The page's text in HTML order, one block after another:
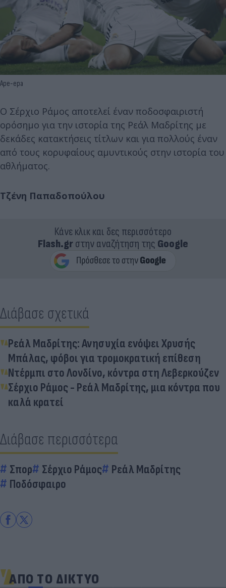
Ape-epa
Ο Σέρχιο Ράμος αποτελεί έναν ποδοσφαιριστή
ορόσημο για την ιστορία της Ρεάλ Μαδρίτης με
δεκάδες κατακτήσεις τίτλων και για πολλούς έναν
από τους κορυφαίους αμυντικούς στην ιστορία του
αθλήματος.
Τζένη Παπαδοπούλου
Κάνε κλικ και δες περισσότερο
Flash.grστην αναζήτηση της Google
Διάβασε σχετικά
Ρεάλ Μαδρίτης: Ανησυχία ενόψει Χρυσής
Μπάλας, φόβοι για τρομοκρατική επίθεση
Ντέρμπι στο Λονδίνο, κόντρα στη Λεβερκούζεν
Σέρχιο Ράμος - Ρεάλ Μαδρίτης, μια κόντρα που
καλά κρατεί
Διάβασε περισσότερα
Σπορ Σέρχιο Ράμος
Ρεάλ Μαδρίτης
Ποδόσφαιρο
ΑΠΟ ΤΟ ΔΙΚΤΥΟ